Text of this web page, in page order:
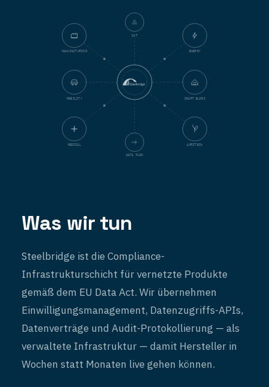
IoT
MANUFACTURING ENERGY
MOBILITY SMART BLDGS
MEDICAL AGRITECH
DATA FLOW
Was wir tun
Steelbridge ist die Compliance-
Infrastrukturschicht für vernetzte Produkte
gemäß dem EU Data Act. Wir übernehmen
Einwilligungsmanagement, Datenzugriffs-APIs,
Datenverträge und Audit-Protokollierung — als
verwaltete Infrastruktur — damit Hersteller in
Wochen statt Monaten live gehen können.